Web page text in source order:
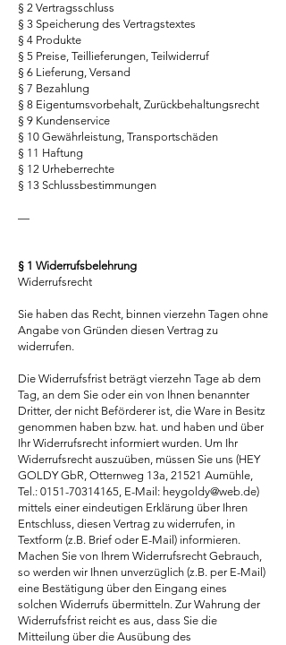
§ 2 Vertragsschluss
§ 3 Speicherung des Vertragstextes
§ 4 Produkte
§ 5 Preise, Teillieferungen, Teilwiderruf
§ 6 Lieferung, Versand
§ 7 Bezahlung
§ 8 Eigentumsvorbehalt, Zurückbehaltungsrecht
§ 9 Kundenservice
§ 10 Gewährleistung, Transportschäden
§ 11 Haftung
§ 12 Urheberrechte
§ 13 Schlussbestimmungen
—
§ 1 Widerrufsbelehrung
Widerrufsrecht
Sie haben das Recht, binnen vierzehn Tagen ohne
Angabe von Gründen diesen Vertrag zu
widerrufen.
Die Widerrufsfrist beträgt vierzehn Tage ab dem
Tag, an dem Sie oder ein von Ihnen benannter
Dritter, der nicht Beförderer ist, die Ware in Besitz
genommen haben bzw. hat. und haben und über
Ihr Widerrufsrecht informiert wurden. Um Ihr
Widerrufsrecht auszuüben, müssen Sie uns (HEY
GOLDY GbR, Otternweg 13a, 21521 Aumühle,
Tel.: 0151-70314165, E-Mail: heygoldy@web.de)
mittels einer eindeutigen Erklärung über Ihren
Entschluss, diesen Vertrag zu widerrufen, in
Textform (z.B. Brief oder E-Mail) informieren.
Machen Sie von Ihrem Widerrufsrecht Gebrauch,
so werden wir Ihnen unverzüglich (z.B. per E-Mail)
eine Bestätigung über den Eingang eines
solchen Widerrufs übermitteln. Zur Wahrung der
Widerrufsfrist reicht es aus, dass Sie die
Mitteilung über die Ausübung des